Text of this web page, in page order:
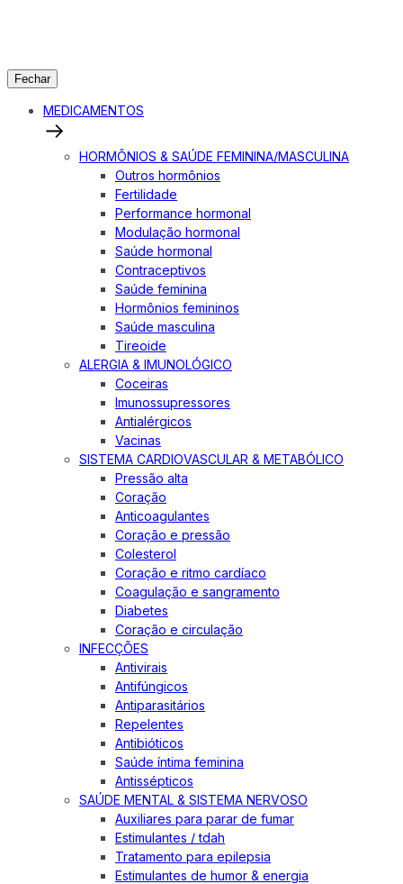
Fechar
MEDICAMENTOS
HORMÔNIOS & SAÚDE FEMININA/MASCULINA
Outros hormônios
Fertilidade
Performance hormonal
Modulação hormonal
Saúde hormonal
Contraceptivos
Saúde feminina
Hormônios femininos
Saúde masculina
Tireoide
ALERGIA & IMUNOLÓGICO
Coceiras
Imunossupressores
Antialérgicos
Vacinas
SISTEMA CARDIOVASCULAR & METABÓLICO
Pressão alta
Coração
Anticoagulantes
Coração e pressão
Colesterol
Coração e ritmo cardíaco
Coagulação e sangramento
Diabetes
Coração e circulação
INFECÇÕES
Antivirais
Antifúngicos
Antiparasitários
Repelentes
Antibióticos
Saúde íntima feminina
Antissépticos
SAÚDE MENTAL & SISTEMA NERVOSO
Auxiliares para parar de fumar
Estimulantes / tdah
Tratamento para epilepsia
Estimulantes de humor & energia